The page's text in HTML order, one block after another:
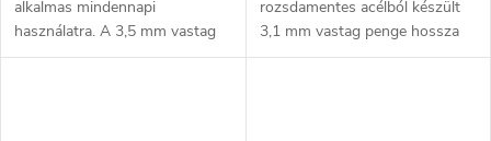
alkalmas mindennapi
használatra. A 3,5 mm vastag
Sandvik 14C28N rozsdamentes
rozsdamentes acélból készült
3,1 mm vastag penge hossza
8,6 cm. Narancssárga G10-ből